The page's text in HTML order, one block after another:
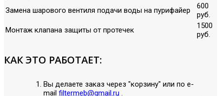
Замена шарового вентиля подачи воды на пурифайер
600
руб.
Монтаж клапана защиты от протечек
1500
руб.
КАК ЭТО РАБОТАЕТ:
Вы делаете заказ через "корзину" или по е-
mail filtermeb@gmail.ru .